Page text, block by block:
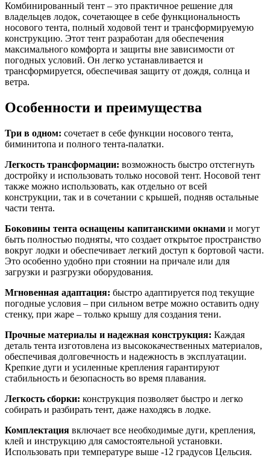
Комбинированный тент – это практичное решение для
владельцев лодок, сочетающее в себе функциональность
носового тента, полный ходовой тент и трансформируемую
конструкцию. Этот тент разработан для обеспечения
максимального комфорта и защиты вне зависимости от
погодных условий. Он легко устанавливается и
трансформируется, обеспечивая защиту от дождя, солнца и
ветра.
Особенности и преимущества
Три в одном: сочетает в себе функции носового тента,
биминитопа и полного тента-палатки.
Легкость трансформации: возможность быстро отстегнуть
достройку и использовать только носовой тент. Носовой тент
также можно использовать, как отдельно от всей
конструкции, так и в сочетании с крышей, подняв остальные
части тента.
Боковины тента оснащены капитанскими окнами и могут
быть полностью подняты, что создает открытое пространство
вокруг лодки и обеспечивает легкий доступ к бортовой части.
Это особенно удобно при стоянии на причале или для
загрузки и разгрузки оборудования.
Мгновенная адаптация: быстро адаптируется под текущие
погодные условия – при сильном ветре можно оставить одну
стенку, при жаре – только крышу для создания тени.
Прочные материалы и надежная конструкция: Каждая
деталь тента изготовлена из высококачественных материалов,
обеспечивая долговечность и надежность в эксплуатации.
Крепкие дуги и усиленные крепления гарантируют
стабильность и безопасность во время плавания.
Легкость сборки: конструкция позволяет быстро и легко
собирать и разбирать тент, даже находясь в лодке.
Комплектация включает все необходимые дуги, крепления,
клей и инструкцию для самостоятельной установки.
Использовать при температуре выше -12 градусов Цельсия.